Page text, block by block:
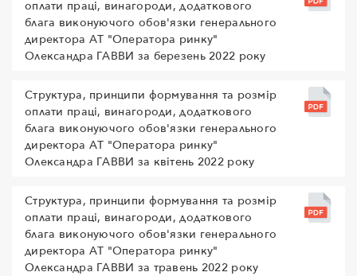
оплати праці, винагороди, додаткового
блага виконуючого обов'язки генерального
директора АТ "Оператора ринку"
Олександра ГАВВИ за березень 2022 року
Структура, принципи формування та розмір
оплати праці, винагороди, додаткового
блага виконуючого обов'язки генерального
директора АТ "Оператора ринку"
Олександра ГАВВИ за квітень 2022 року
Структура, принципи формування та розмір
оплати праці, винагороди, додаткового
блага виконуючого обов'язки генерального
директора АТ "Оператора ринку"
Олександра ГАВВИ за травень 2022 року